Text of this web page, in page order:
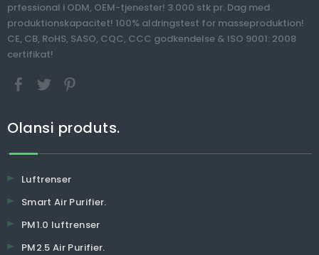
prfessional i ODM, OEM-tjenester! 3.000 stk pr. Dag med
produktionskapacitet! 100% aldringstest for masseproduktion!
CE, CB, RoHS, SASO, CQC, CCC godkendelse & ISO 9001: 2008
certifikat!
Olansi produts.
Luftrenser
Smart Air Purifier.
PM1.0 luftrenser
PM2.5 Air Purifier.